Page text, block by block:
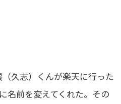
久志）くんが楽天に行った
名前を変えてくれた。その